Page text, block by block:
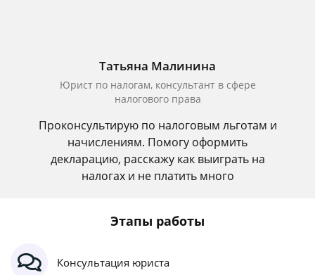
Татьяна Малинина
Юрист по налогам, консультант в сфере
налогового права
Проконсультирую по налоговым льготам и
начислениям. Помогу оформить
декларацию, расскажу как выиграть на
налогах и не платить много
Этапы работы
Консультация юриста